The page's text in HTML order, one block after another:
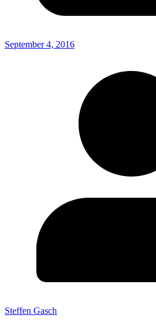
September 4, 2016
Steffen Gasch